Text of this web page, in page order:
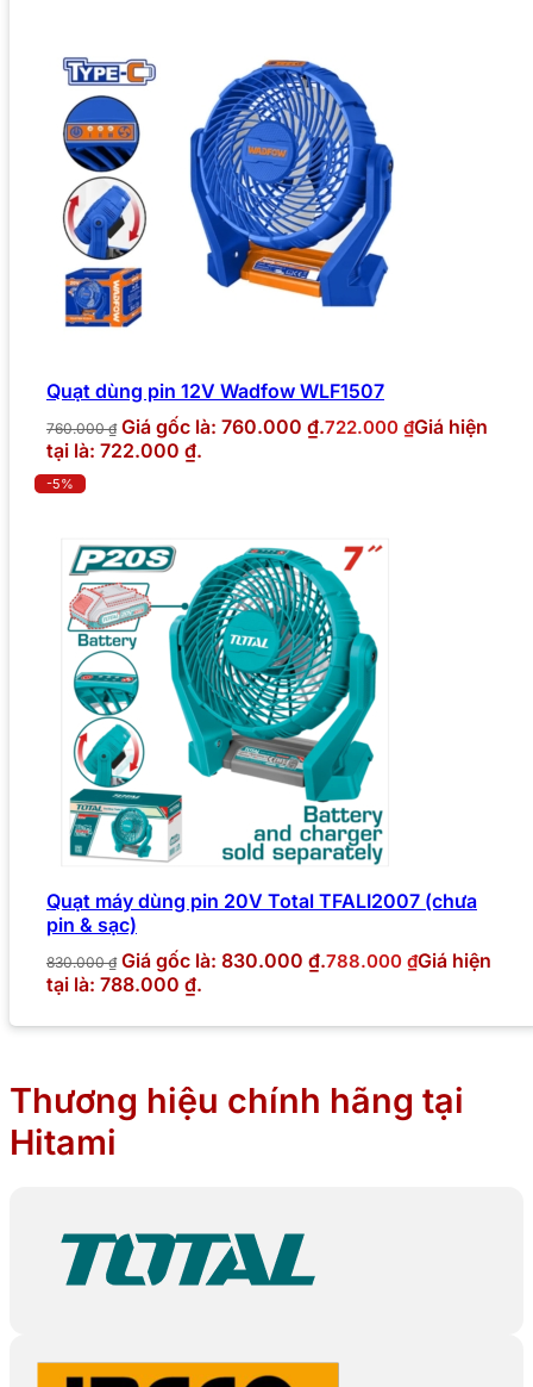
Quạt dùng pin 12V Wadfow WLF1507
760.000₫ Giá gốc là: 760.000 ₫.722.000 ₫Giá hiện
tại là: 722.000 ₫.
-5%
Quạt máy dùng pin 20V Total TFALI2007 (chưa
pin & sạc)
830.000₫ Giá gốc là: 830.000 ₫.788.000 ₫Giá hiện
tại là: 788.000 ₫.
Thương hiệu chính hãng tại
Hitami